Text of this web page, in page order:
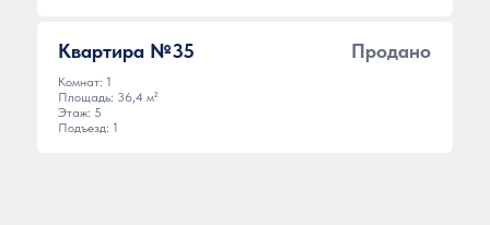
Квартира №35
Комнат: 1
Площадь: 36,4 м²
Этаж: 5
Подъезд: 1
Продано